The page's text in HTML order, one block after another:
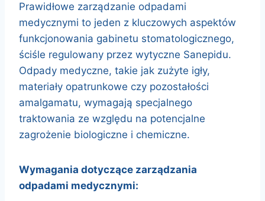
Prawidłowe zarządzanie odpadami
medycznymi to jeden z kluczowych aspektów
funkcjonowania gabinetu stomatologicznego,
ściśle regulowany przez wytyczne Sanepidu.
Odpady medyczne, takie jak zużyte igły,
materiały opatrunkowe czy pozostałości
amalgamatu, wymagają specjalnego
traktowania ze względu na potencjalne
zagrożenie biologiczne i chemiczne.
Wymagania dotyczące zarządzania
odpadami medycznymi: